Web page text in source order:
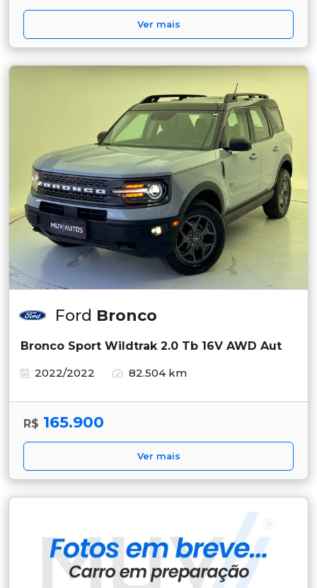
Ver mais
Ford Bronco
Bronco Sport Wildtrak 2.0 Tb 16V AWD Aut
2022/2022
82.504 km
R$ 165.900
Ver mais